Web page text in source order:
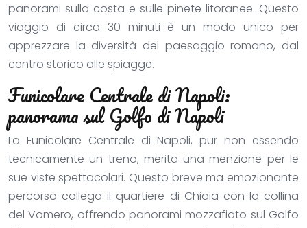
panorami sulla costa e sulle pinete litoranee. Questo
viaggio di circa 30 minuti è un modo unico per
apprezzare la diversità del paesaggio romano, dal
centro storico alle spiagge.
Funicolare Centrale di Napoli:
panorama sul Golfo di Napoli
La Funicolare Centrale di Napoli, pur non essendo
tecnicamente un treno, merita una menzione per le
sue viste spettacolari. Questo breve ma emozionante
percorso collega il quartiere di Chiaia con la collina
del Vomero, offrendo panorami mozzafiato sul Golfo